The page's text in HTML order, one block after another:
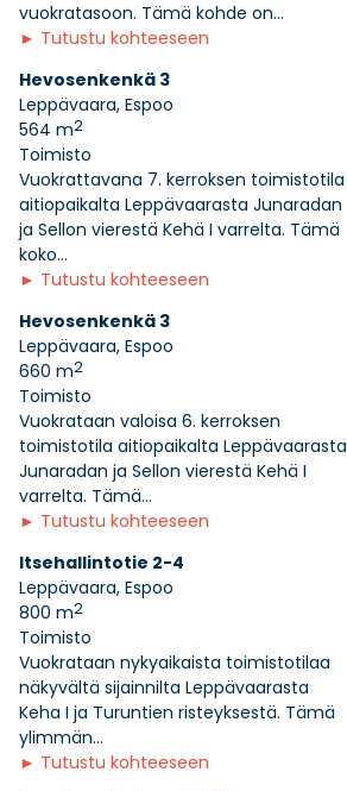
vuokratasoon. Tämä kohde on...
► Tutustu kohteeseen
Hevosenkenkä 3
Leppävaara, Espoo
564 m2
Toimisto
Vuokrattavana 7. kerroksen toimistotila
aitiopaikalta Leppävaarasta Junaradan
ja Sellon vierestä Kehä I varrelta. Tämä
koko...
► Tutustu kohteeseen
Hevosenkenkä 3
Leppävaara, Espoo
660 m2
Toimisto
Vuokrataan valoisa 6. kerroksen
toimistotila aitiopaikalta Leppävaarasta
Junaradan ja Sellon vierestä Kehä I
varrelta. Tämä...
► Tutustu kohteeseen
Itsehallintotie 2-4
Leppävaara, Espoo
800 m2
Toimisto
Vuokrataan nykyaikaista toimistotilaa
näkyvältä sijainnilta Leppävaarasta
Keha I ja Turuntien risteyksestä. Tämä
ylimmän...
► Tutustu kohteeseen